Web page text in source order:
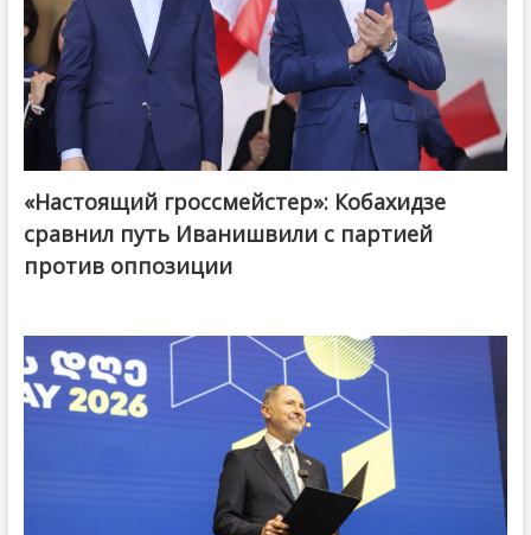
@ქართული ოცნება / Georgian Dream
«Настоящий гроссмейстер»: Кобахидзе
сравнил путь Иванишвили с партией
против оппозиции